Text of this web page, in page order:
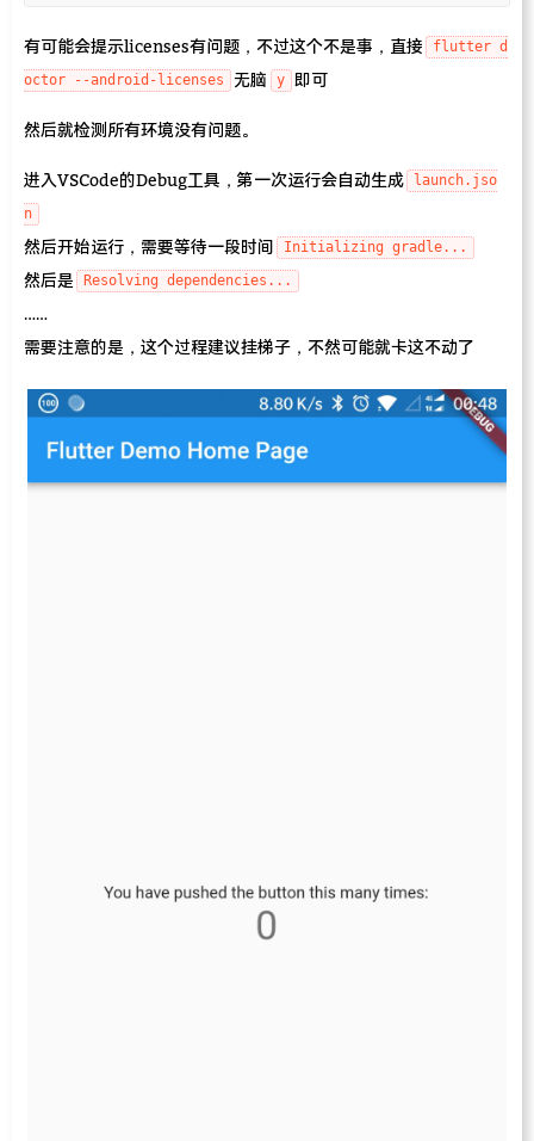
有可能会提示licenses有问题，不过这个不是事，直接
flutter d
octor --android-licenses
无脑 y 即可
然后就检测所有环境没有问题。
进入VSCode的Debug工具，第一次运行会自动生成
launch.jso
n
然后开始运行，需要等待一段时间 Initializing gradle...
然后是 Resolving dependencies...
……
需要注意的是，这个过程建议挂梯子，不然可能就卡这不动了